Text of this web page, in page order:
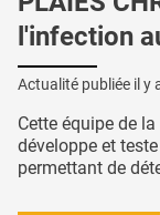
l'infection
Actualité publiée il y
Cette équipe de
développe et
permettant de